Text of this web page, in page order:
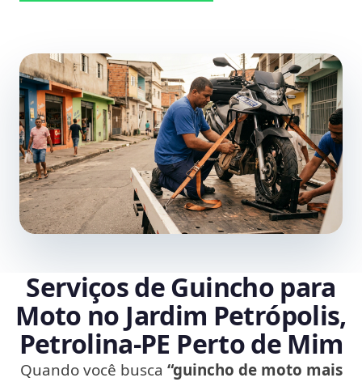
Serviços de Guincho para
Moto no Jardim Petrópolis,
Petrolina‑PE Perto de Mim
Quando você busca “guincho de moto mais